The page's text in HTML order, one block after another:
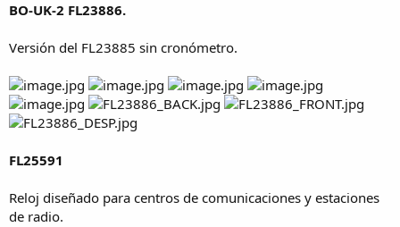
BO-UK-2 FL23886.
Versión del FL23885 sin cronómetro.
FL25591
Reloj diseñado para centros de comunicaciones y estaciones
de radio.